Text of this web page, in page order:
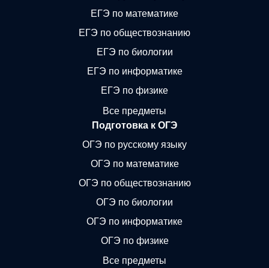
ЕГЭ по математике
ЕГЭ по обществознанию
ЕГЭ по биологии
ЕГЭ по информатике
ЕГЭ по физике
Все предметы
Подготовка к ОГЭ
ОГЭ по русскому языку
ОГЭ по математике
ОГЭ по обществознанию
ОГЭ по биологии
ОГЭ по информатике
ОГЭ по физике
Все предметы